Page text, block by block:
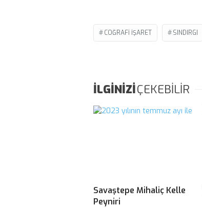
COĞRAFI İŞARET SINDIRGI
İLGİNİZİÇEKEBİLİR
Savaştepe Mihaliç Kelle
Peyniri